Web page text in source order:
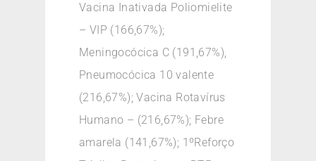
Vacina Inativada Poliomielite
– VIP (166,67%);
Meningocócica C (191,67%),
Pneumocócica 10 valente
(216,67%); Vacina Rotavírus
Humano – (216,67%); Febre
amarela (141,67%); 1ºReforço